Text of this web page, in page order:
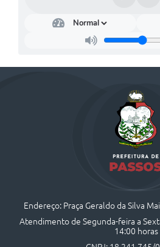
Endereço: Praça Geraldo da Silva
Atendimento de Segunda-feira a
14:00 horas